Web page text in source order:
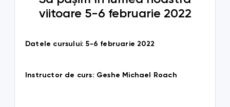
viitoare 5-6 februarie 2022
Datele cursului: 5-6 februarie 2022
Instructor de curs: Geshe Michael Roach